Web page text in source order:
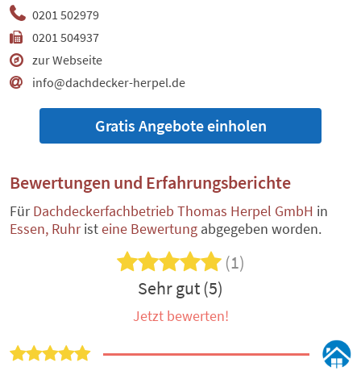
0201 502979
0201 504937
zur Webseite
info@dachdecker-herpel.de
Gratis Angebote einholen
Bewertungen und Erfahrungsberichte
FürDachdeckerfachbetrieb Thomas Herpel GmbH in
Essen, Ruhristeine Bewertung abgegeben worden.
(1)
Sehr gut (5)
Jetzt bewerten!